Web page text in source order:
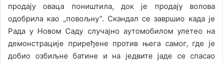
продају оваца поништила, док је продају волова
одобрила као „повољну”. Скандал се завршио када је
Рада у Новом Саду случајно аутомобилом улетео на
демонстрације приређене против њега самог, где је
добио озбиљне батине и на једвите јаде се спасао